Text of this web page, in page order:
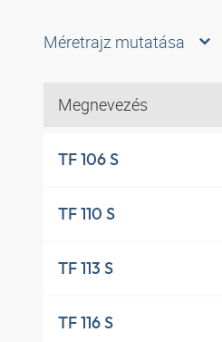
Méretrajz mutatása
Megnevezés
TF 106 S
TF 110 S
TF 113 S
TF 116 S